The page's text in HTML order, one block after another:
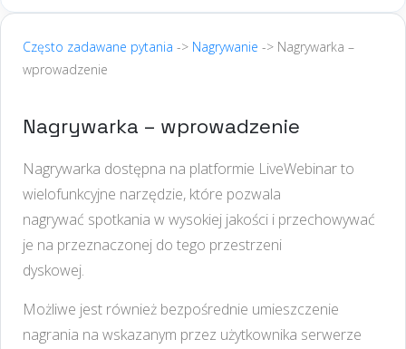
Często zadawane pytania -> Nagrywanie -> Nagrywarka –
wprowadzenie
Nagrywarka – wprowadzenie
Nagrywarka dostępna na platformie LiveWebinar to
wielofunkcyjne narzędzie, które pozwala
nagrywać spotkania w wysokiej jakości i przechowywać
je na przeznaczonej do tego przestrzeni
dyskowej.
Możliwe jest również bezpośrednie umieszczenie
nagrania na wskazanym przez użytkownika serwerze